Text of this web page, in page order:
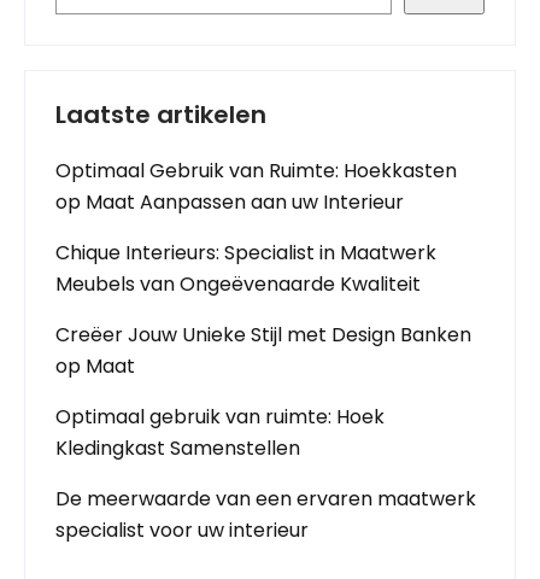
Laatste artikelen
Optimaal Gebruik van Ruimte: Hoekkasten
op Maat Aanpassen aan uw Interieur
Chique Interieurs: Specialist in Maatwerk
Meubels van Ongeëvenaarde Kwaliteit
Creëer Jouw Unieke Stijl met Design Banken
op Maat
Optimaal gebruik van ruimte: Hoek
Kledingkast Samenstellen
De meerwaarde van een ervaren maatwerk
specialist voor uw interieur